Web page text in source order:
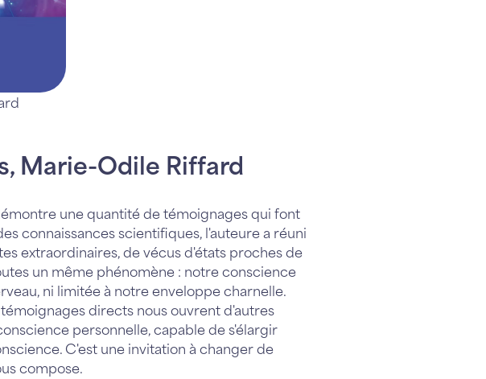
Marie-Odile Riffard
une quantité de témoignages qui font
connaissances scientifiques, l'auteure a réuni
extraordinaires, de vécus d'états proches de
un même phénomène : notre conscience
ni limitée à notre enveloppe charnelle.
directs nous ouvrent d'autres
personnelle, capable de s'élargir
C'est une invitation à changer de
compose.